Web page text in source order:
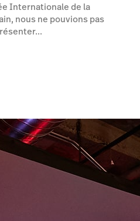
Internationale de la
nous ne pouvions pas